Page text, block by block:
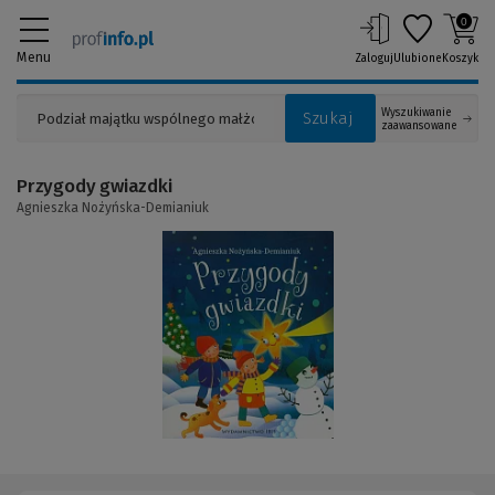
Menu
Szukaj
Wyszukiwanie
zaawansowane
ZalogujUlubione
0
Koszyk
Przygody gwiazdki
Agnieszka Nożyńska-Demianiuk